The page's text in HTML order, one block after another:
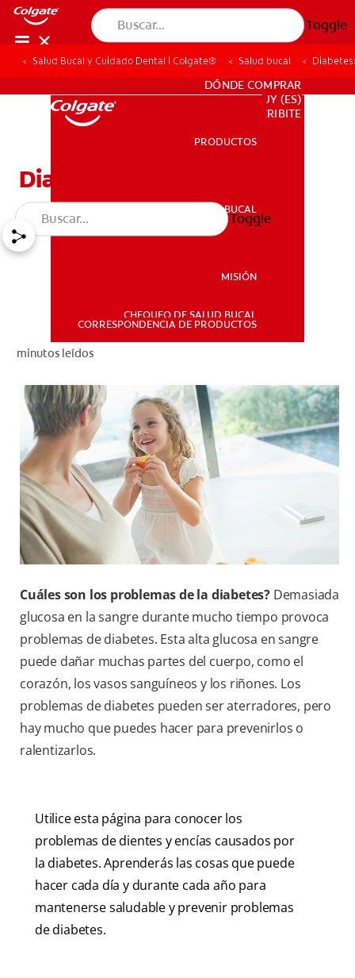
Toggle
SALUD BUCAL
CORRESPONDENCIA DE PRODUCTOS
PARA PROFESIONALES
PARA PROFESIONALES
DÓNDE COMPRAR
UY (ES)
SUSCRIBITE
PRODUCTOS
SALUD BUCAL
MISIÓN
CHEQUEO DE SALUD BUCAL
CORRESPONDENCIA DE PRODUCTOS
Toggle
Salud Bucal y Cuidado Dental | Colgate® Salud bucal
Diabetes: Consejos
minutos leídos
Cuáles son los problemas de la diabetes? Demasiada
glucosa en la sangre durante mucho tiempo provoca
problemas de diabetes. Esta alta glucosa en sangre
puede dañar muchas partes del cuerpo, como el
corazón, los vasos sanguíneos y los riñones. Los
problemas de diabetes pueden ser aterradores, pero
hay mucho que puedes hacer para prevenirlos o
ralentizarlos.
Utilice esta página para conocer los
problemas de dientes y encías causados por
la diabetes. Aprenderás las cosas que puede
hacer cada día y durante cada año para
mantenerse saludable y prevenir problemas
de diabetes.